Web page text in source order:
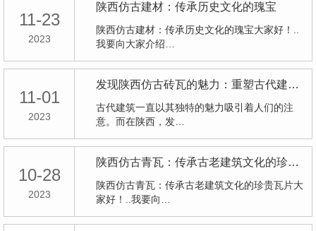
11-23
2023
陕西仿古建材：传承历史文化的瑰宝
陕西仿古建材：传承历史文化的瑰宝大家好！..
我要向大家介绍…
11-01
2023
发现陕西仿古砖瓦的魅力：重塑古代建筑风貌
古代建筑一直以其独特的魅力吸引着人们的注
意。而在陕西，发…
10-28
2023
陕西仿古青瓦：传承古老建筑文化的珍贵瓦片
陕西仿古青瓦：传承古老建筑文化的珍贵瓦片大
家好！..我要向…